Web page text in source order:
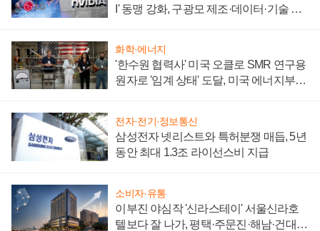
I' 동맹 강화, 구광모 제조·데이터·기술 결
화학·에너지
'한수원 협력사' 미국 오클로 SMR 연구용
원자로 '임계 상태' 도달, 미국 에너지부
전자·전기·정보통신
삼성전자 넷리스트와 특허분쟁 매듭, 5년
동안 최대 1.3조 라이선스비 지급
소비자·유통
이부진 야심작 '신라스테이' 서울신라호
텔보다 잘 나가, 평택·주문진·해남·건대로